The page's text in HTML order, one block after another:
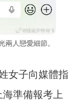
兩人戀愛細節。
女子向媒體指
準備報考上